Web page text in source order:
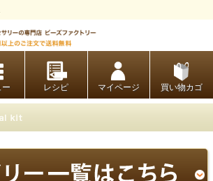
レシピ マイページ 買い物カゴ